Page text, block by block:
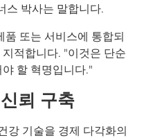
스 박사는 말합니다.
품 또는 서비스에 통합되
적합니다. "이것은 단순
할 혁명입니다."
뢰 구축
강 기술을 경제 다각화의